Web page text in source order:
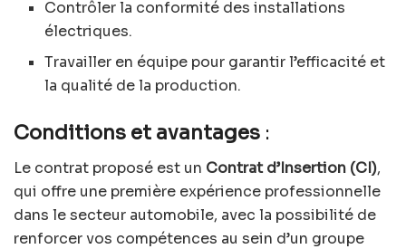
Contrôler la conformité des installations
électriques.
Travailler en équipe pour garantir l’efficacité et
la qualité de la production.
Conditions et avantages :
Le contrat proposé est un Contrat d’Insertion (CI),
qui offre une première expérience professionnelle
dans le secteur automobile, avec la possibilité de
renforcer vos compétences au sein d’un groupe